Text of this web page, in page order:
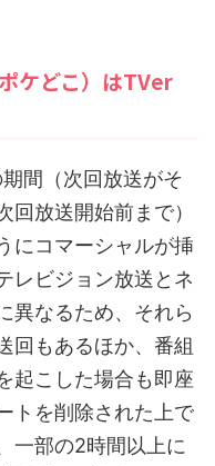
ケどこ）はTVer
間（次回放送がそ
放送開始前まで）
にコマーシャルが挿
レビジョン放送とネ
異なるため、それら
回もあるほか、番組
起こした場合も即座
トを削除された上で
一部の2時間以上に